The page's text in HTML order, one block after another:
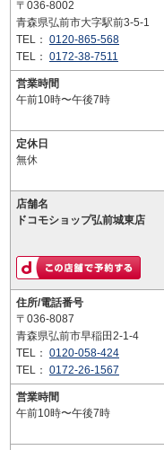
〒036-8002
青森県弘前市大字駅前3-5-1
TEL： 0120-865-568
TEL： 0172-38-7511
営業時間
午前10時〜午後7時
定休日
無休
店舗名
ドコモショップ弘前城東店
住所/電話番号
〒036-8087
青森県弘前市早稲田2-1-4
TEL： 0120-058-424
TEL： 0172-26-1567
営業時間
午前10時〜午後7時